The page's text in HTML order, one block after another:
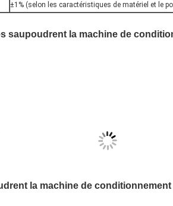
±1% (selon les caractéristiques de matériel et le
saupoudrent la machine de
la machine de conditionnement